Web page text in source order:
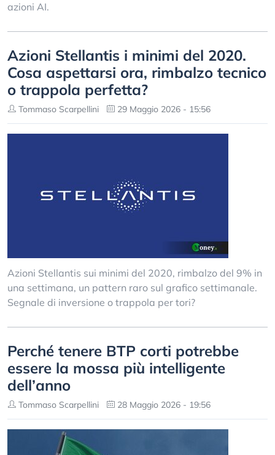
azioni AI.
Azioni Stellantis i minimi del 2020.
Cosa aspettarsi ora, rimbalzo tecnico
o trappola perfetta?
Tommaso Scarpellini 29 Maggio 2026 - 15:56
Azioni Stellantis sui minimi del 2020, rimbalzo del 9% in
una settimana, un pattern raro sul grafico settimanale.
Segnale di inversione o trappola per tori?
Perché tenere BTP corti potrebbe
essere la mossa più intelligente
dell’anno
Tommaso Scarpellini 28 Maggio 2026 - 19:56